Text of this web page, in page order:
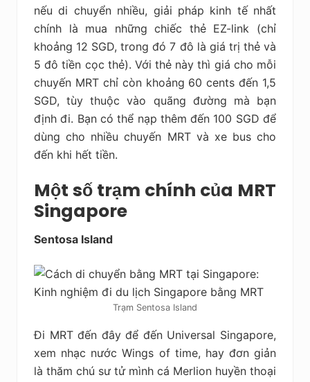
nếu di chuyển nhiều, giải pháp kinh tế nhất
chính là mua những chiếc thẻ EZ-link (chỉ
khoảng 12 SGD, trong đó 7 đô là giá trị thẻ và
5 đô tiền cọc thẻ). Với thẻ này thì giá cho mỗi
chuyến MRT chỉ còn khoảng 60 cents đến 1,5
SGD, tùy thuộc vào quãng đường mà bạn
định đi. Bạn có thể nạp thêm đến 100 SGD để
dùng cho nhiều chuyến MRT và xe bus cho
đến khi hết tiền.
Một số trạm chính của MRT
Singapore
Sentosa Island
Trạm Sentosa Island
Đi MRT đến đây để đến Universal Singapore,
xem nhạc nước Wings of time, hay đơn giản
là thăm chú sư tử mình cá Merlion huyền thoại